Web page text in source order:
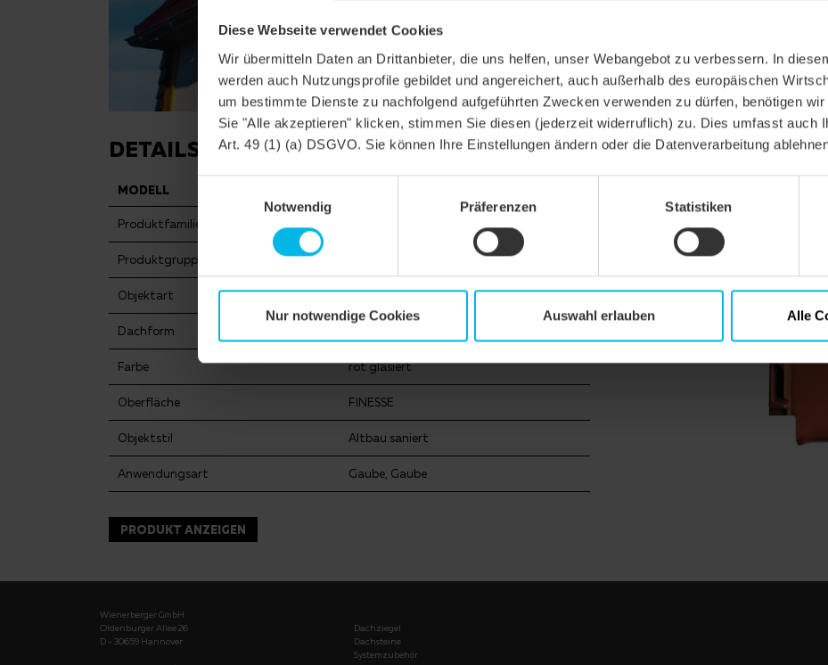
Diese Webseite verwendet Cookies
Wir übermitteln Daten an Drittanbieter, die uns helfen, unser Webangebot zu verbessern. In
werden auch Nutzungsprofile gebildet und angereichert, auch außerhalb des europäischen
um bestimmte Dienste zu nachfolgend aufgeführten Zwecken verwenden zu dürfen, benötigen
Sie "Alle akzeptieren" klicken, stimmen Sie diesen (jederzeit widerruflich) zu. Dies umfasst auch
Art. 49 (1) (a) DSGVO. Sie können Ihre Einstellungen ändern oder die Datenverarbeitung
Notwendig
Präferenzen Statistiken
Nur notwendige Cookies Auswahl erlauben Alle
DETAILS
MODELL
Produktfamilie
Produktgruppe
Objektart Einfamilienhaus
Dachform
Farbe rot glasiert
Oberfläche FINESSE
Objektstil Altbau saniert
Anwendungsart Gaube, Gaube
PRODUKT ANZEIGEN
Wienerberger GmbH
Oldenburger Allee 26
D - 30659 Hannover
Dachziegel
Dachsteine
Systemzubehör